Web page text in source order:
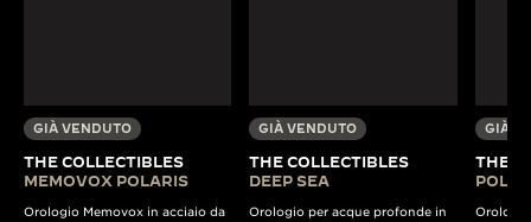
GIÀ VENDUTO
THE COLLECTIBLES
MEMOVOX POLARIS
Orologio Memovox in acciaio da
GIÀ VENDUTO
THE COLLECTIBLES
DEEP SEA
Orologio per acque profonde in
GIÀ
THE